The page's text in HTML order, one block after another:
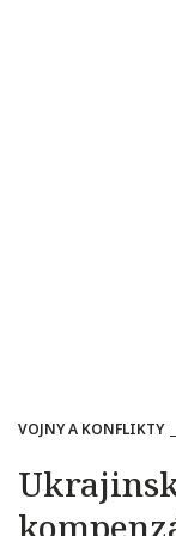
VOJNY A KONFLIKTY